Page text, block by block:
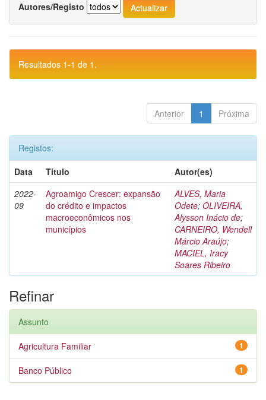
Autores/Registo
Resultados 1-1 de 1.
Anterior 1 Próxima
Registos:
Data
Título
Autor(es)
2022-
09
Agroamigo Crescer: expansão
do crédito e impactos
macroeconômicos nos
municípios
ALVES, Maria
Odete; OLIVEIRA,
Alysson Inácio de;
CARNEIRO, Wendell
Márcio Araújo;
MACIEL, Iracy
Soares Ribeiro
Refinar
Assunto
1
Agricultura Familiar
1
Banco Público